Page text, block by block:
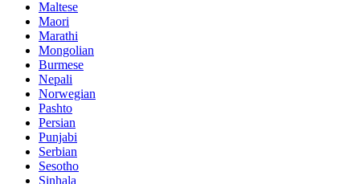
Maltese
Maori
Marathi
Mongolian
Burmese
Nepali
Norwegian
Pashto
Persian
Punjabi
Serbian
Sesotho
Sinhala